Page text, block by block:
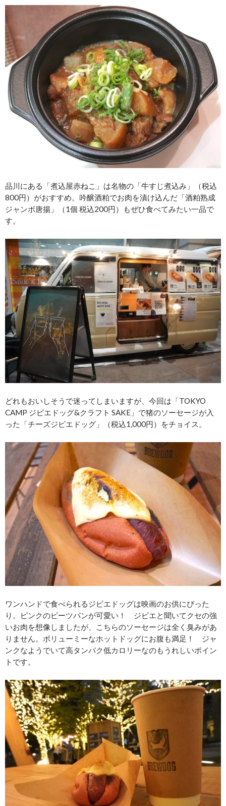
品川にある「煮込屋赤ねこ」は名物の「牛すじ煮込み」（税込
800円）がおすすめ。吟醸酒粕でお肉を漬け込んだ「酒粕熟成
ジャンボ唐揚」（1個 税込200円）もぜひ食べてみたい一品で
す。
どれもおいしそうで迷ってしまいますが、今回は「TOKYO
CAMP ジビエドッグ&クラフト SAKE」で猪のソーセージが入
った「チーズジビエドッグ」（税込1,000円）をチョイス。
ワンハンドで食べられるジビエドッグは映画のお供にぴった
り。ピンクのビーツパンが可愛い！ ジビエと聞いてクセの強
いお肉を想像しましたが、こちらのソーセージは全く臭みがあ
りません。ボリューミーなホットドッグにお腹も満足！ ジャ
ンクなようでいて高タンパク低カロリーなのもうれしいポイン
トです。